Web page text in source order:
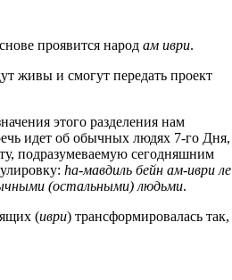
проявится народ ам иври.
живы и смогут передать проект
этого разделения нам
идет об обычных людях 7-го Дня,
подразумеваемую сегодняшним
hа-мавдиль бейн ам-иври ле
(остальными) людьми.
(иври) трансформировалась так,